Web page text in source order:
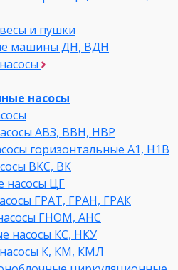
и пушки
машины ДН, ВДН
насосы
АВЗ, ВВН, НВР
горизонтальные А1, Н1В
ВКС, ВК
насосы ЦГ
ГРАТ, ГРАН, ГРАК
ГНОМ, АНС
насосы КС, НКУ
К, КМ, КМЛ